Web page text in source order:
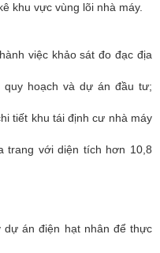
khu vực vùng lõi nhà máy.
việc khảo sát đo đạc địa
hoạch và dự án đầu tư;
tiết khu tái định cư nhà máy
trang với diện tích hơn 10,8
dự án điện hạt nhân để thực